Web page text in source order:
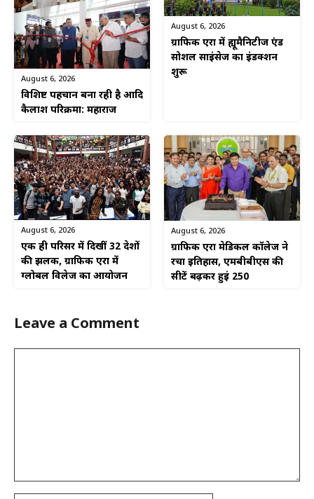
August 6, 2026
विशिष्ट पहचान बना रही है आदि
कैलाश परिक्रमा: महाराज
August 6, 2026
ग्राफिक एरा में ह्यूमैनिटीज एंड
सोशल साइंसेज का इंडक्शन
शुरू
August 6, 2026
एक ही परिसर में दिखीं 32 देशों
की झलक, ग्राफिक एरा में
ग्लोबल विलेज का आयोजन
August 6, 2026
ग्राफिक एरा मेडिकल कॉलेज ने
रचा इतिहास, एमबीबीएस की
सीटें बढ़कर हुईं 250
Leave a Comment